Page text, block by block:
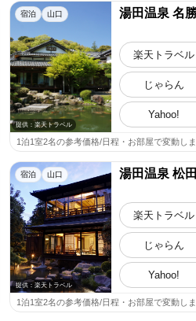
宿泊 山口
提供：楽天トラベル
湯田温泉 名
楽天トラベル
じゃらん
Yahoo!
1泊1室2名の参考価格/日程・お部屋で変動し
宿泊 山口
提供：楽天トラベル
湯田温泉 松
楽天トラベル
じゃらん
Yahoo!
1泊1室2名の参考価格/日程・お部屋で変動し